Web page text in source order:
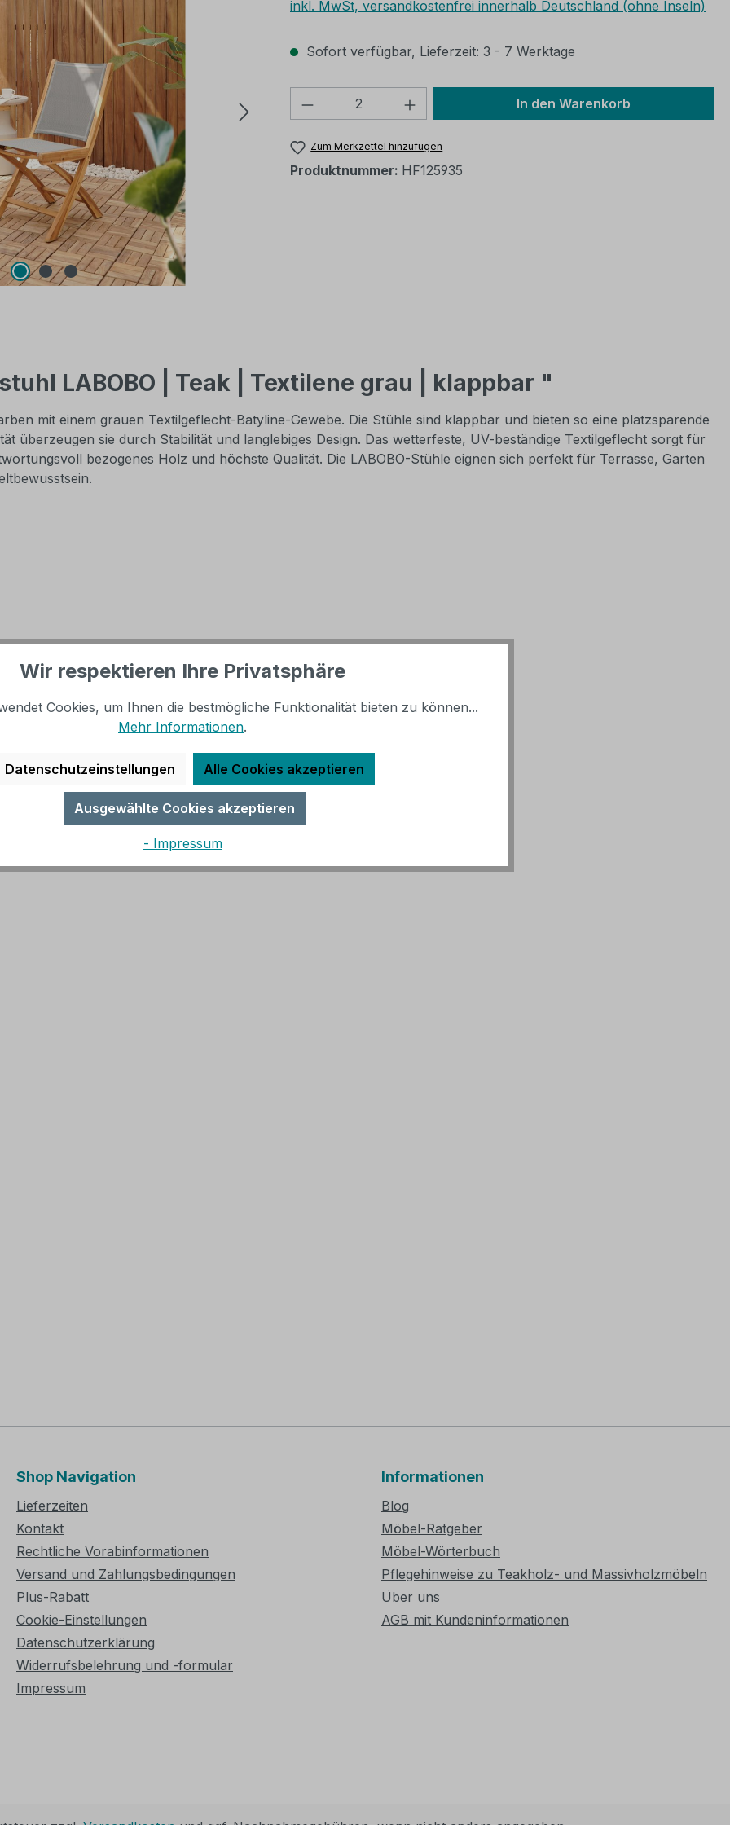
inkl. MwSt, versandkostenfrei innerhalb Deutschland (ohne Inseln)
Sofort verfügbar, Lieferzeit: 3 - 7 Werktage
Produkt Anzahl: Gib den gewünschten Wert
In den Warenkorb
Zum Merkzettel hinzufügen
Produktnummer: HF125935
LABOBO | Teak | Textilene grau | klappbar "
mit einem grauen Textilgeflecht-Batyline-Gewebe. Die Stühle sind klappbar und bieten so eine platzsparende
überzeugen sie durch Stabilität und langlebiges Design. Das wetterfeste, UV-beständige Textilgeflecht sorgt für
bezogenes Holz und höchste Qualität. Die LABOBO-Stühle eignen sich perfekt für Terrasse, Garten
Shop Navigation
Lieferzeiten
Kontakt
Rechtliche Vorabinformationen
Versand und Zahlungsbedingungen
Plus-Rabatt
Cookie-Einstellungen
Datenschutzerklärung
Widerrufsbelehrung und -formular
Impressum
Informationen
Blog
Möbel-Ratgeber
Möbel-Wörterbuch
Pflegehinweise zu Teakholz- und Massivholzmöbeln
Über uns
AGB mit Kundeninformationen
Wir respektieren Ihre Privatsphäre
Cookies, um Ihnen die bestmögliche Funktionalität bieten zu können...
Mehr Informationen.
Datenschutzeinstellungen Alle Cookies akzeptieren
Ausgewählte Cookies akzeptieren
- Impressum